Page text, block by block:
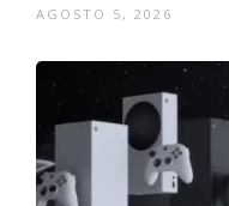
AGOSTO 5, 2026